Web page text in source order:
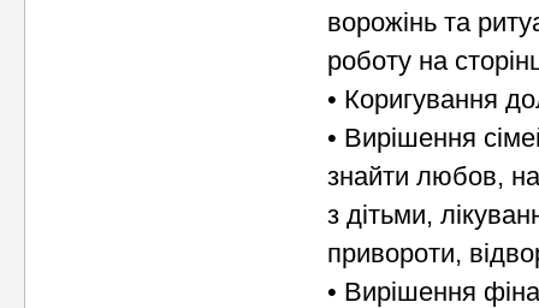
ворожінь та
роботу на
• Коригування
• Вирішення
знайти любов,
з дітьми,
привороти,
• Вирішення